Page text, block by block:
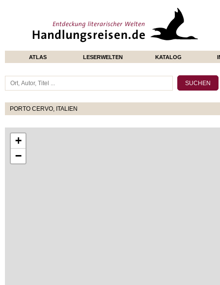
ATLAS LESERWELTEN KATALOG
PORTO CERVO, ITALIEN
+
−